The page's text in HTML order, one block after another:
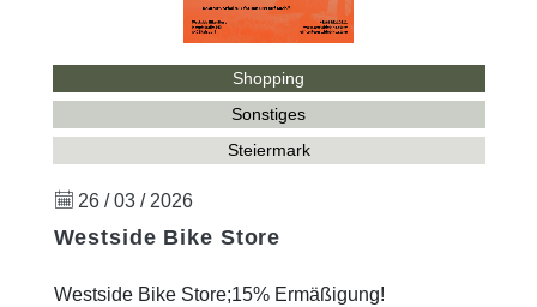
Shopping
Sonstiges
Steiermark
26 / 03 / 2026
Westside Bike Store
Westside Bike Store;15% Ermäßigung!